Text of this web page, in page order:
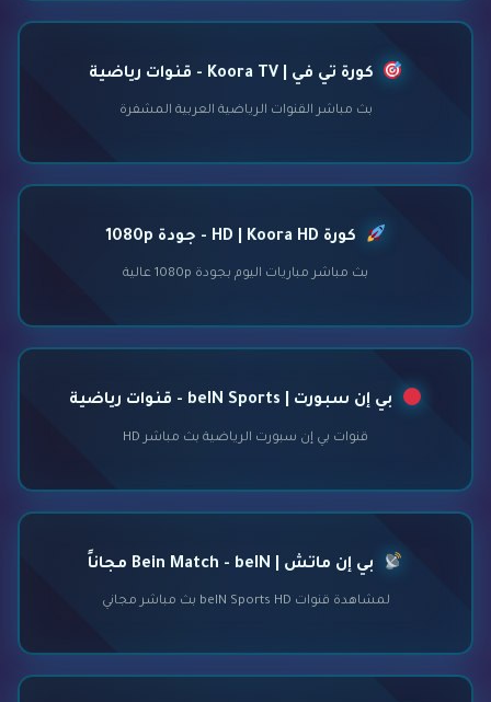
كورة تي في | Koora TV - قنوات رياضية
بث مباشر القنوات الرياضية العربية المشفرة
كورة HD | Koora HD - جودة 1080p
بث مباشر مباريات اليوم بجودة 1080p عالية
بي إن سبورت | beIN Sports - قنوات رياضية
قنوات بي إن سبورت الرياضية بث مباشر HD
بي إن ماتش | Bein Match - beIN مجاناً
لمشاهدة قنوات beIN Sports HD بث مباشر مجاني